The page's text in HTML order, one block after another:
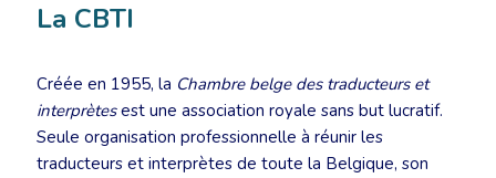
La CBTI
Créée en 1955, la Chambre belge des traducteurs et
interprètesest une association royale sans but lucratif.
Seule organisation professionnelle à réunir les
traducteurs et interprètes de toute la Belgique, son